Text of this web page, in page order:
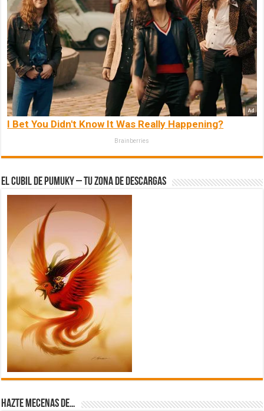
I Bet You Didn't Know It Was Really Happening?
Brainberries
El Cubil de Pumuky – Tu zona de Descargas
Hazte Mecenas de…